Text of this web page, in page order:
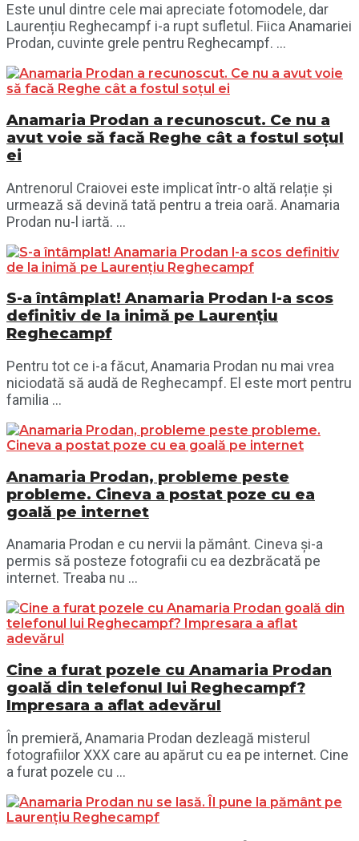
Este unul dintre cele mai apreciate fotomodele, dar
Laurențiu Reghecampf i-a rupt sufletul. Fiica Anamariei
Prodan, cuvinte grele pentru Reghecampf. ...
Anamaria Prodan a recunoscut. Ce nu a
avut voie să facă Reghe cât a fostul soțul
ei
Antrenorul Craiovei este implicat într-o altă relație și
urmează să devină tată pentru a treia oară. Anamaria
Prodan nu-l iartă. ...
S-a întâmplat! Anamaria Prodan l-a scos
definitiv de la inimă pe Laurenţiu
Reghecampf
Pentru tot ce i-a făcut, Anamaria Prodan nu mai vrea
niciodată să audă de Reghecampf. El este mort pentru
familia ...
Anamaria Prodan, probleme peste
probleme. Cineva a postat poze cu ea
goală pe internet
Anamaria Prodan e cu nervii la pământ. Cineva și-a
permis să posteze fotografii cu ea dezbrăcată pe
internet. Treaba nu ...
Cine a furat pozele cu Anamaria Prodan
goală din telefonul lui Reghecampf?
Impresara a aflat adevărul
În premieră, Anamaria Prodan dezleagă misterul
fotografiilor XXX care au apărut cu ea pe internet. Cine
a furat pozele cu ...